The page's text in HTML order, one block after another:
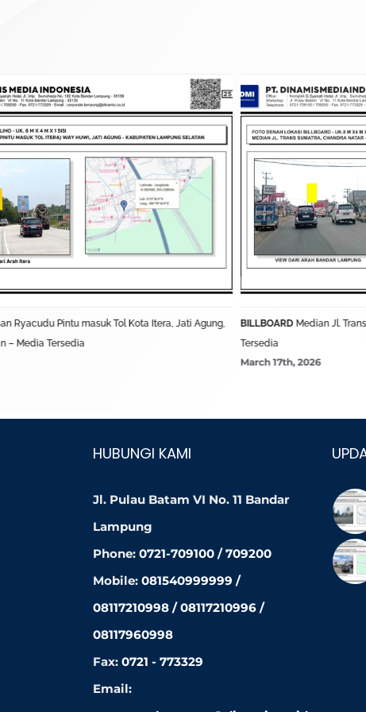
Ryacudu Pintu masuk Tol Kota Itera, Jati Agung,
– Media Tersedia
BILLBOARDMedian Jl.
Tersedia
March 17th, 2026
HUBUNGI KAMI
Jl. Pulau Batam VI No. 11 Bandar
Lampung
Phone: 0721-709100 / 709200
Mobile: 081540999999 /
08117210998 / 08117210996 /
08117960998
Fax: 0721 - 773329
Email: